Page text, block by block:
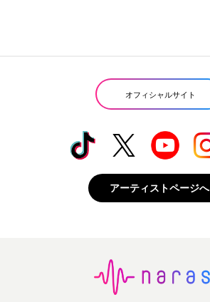
オフィシャルサイト
アーティストページへ